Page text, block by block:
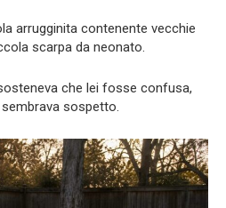
arrugginita contenente vecchie
scarpa da neonato.
che lei fosse confusa,
sospetto.